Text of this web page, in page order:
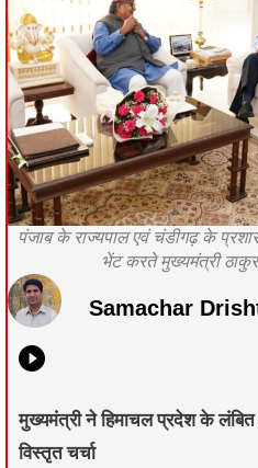
पंजाब के राज्यपाल एवं चंडीगढ़ के
भेंट करते मुख्यमंत्री
Samachar
मुख्यमंत्री ने हिमाचल प्रदेश के लंबित
विस्तृत चर्चा